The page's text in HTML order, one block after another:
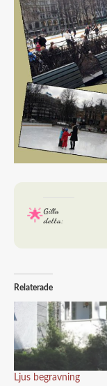
Gilla
detta:
Relaterade
Ljus begravning